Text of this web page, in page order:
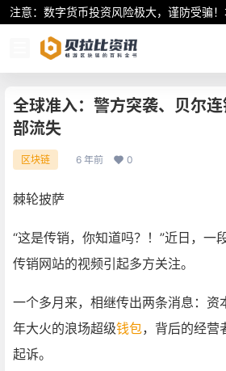
注意：数字货币投资风险极大，谨防受骗
全球准入：警方突袭、贝尔
部流失
区块链 6 年前 0
棘轮披萨
“这是传销，你知道吗？！”近日，一
传销网站的视频引起多方关注。
一个多月来，相继传出两条消息：资
年大火的浪场超级钱包，背后的经营
起诉。